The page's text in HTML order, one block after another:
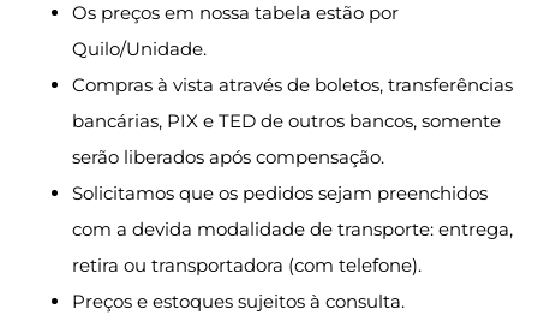
Os preços em nossa tabela estão por
Quilo/Unidade.
Compras à vista através de boletos, transferências
bancárias, PIX e TED de outros bancos, somente
serão liberados após compensação.
Solicitamos que os pedidos sejam preenchidos
com a devida modalidade de transporte: entrega,
retira ou transportadora (com telefone).
Preços e estoques sujeitos à consulta.